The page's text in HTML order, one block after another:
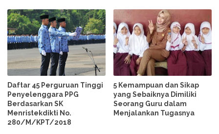
Daftar 45 Perguruan Tinggi
Penyelenggara PPG
Berdasarkan SK
Menristekdikti No.
280/M/KPT/2018
5 Kemampuan dan Sikap
yang Sebaiknya Dimiliki
Seorang Guru dalam
Menjalankan Tugasnya